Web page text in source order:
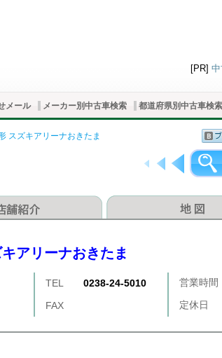
[PR]
メール メーカー別中古車検索 都道府県別中古車検索
スズキアリーナおきたま
アリーナおきたま
TEL 0238-24-5010 営業時間
FAX 定休日